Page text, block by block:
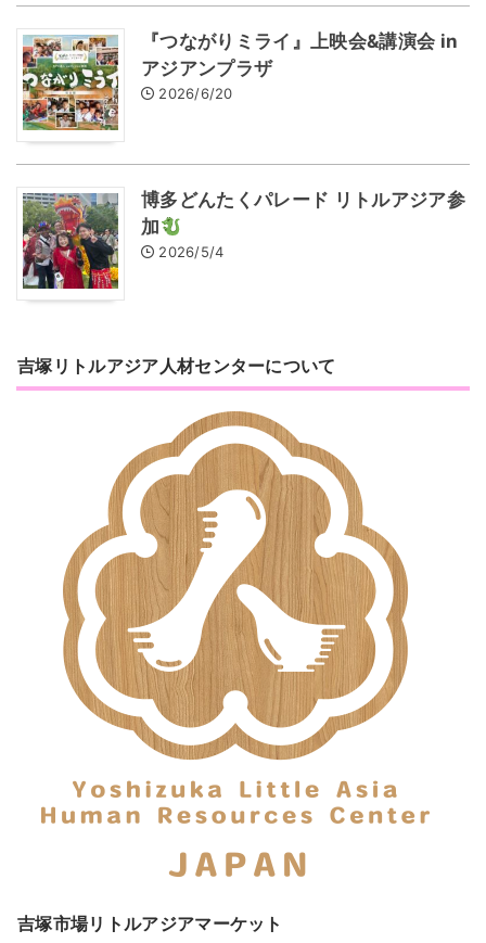
『つながりミライ』上映会&講演会 in
アジアンプラザ
2026/6/20
博多どんたくパレード リトルアジア参
加
2026/5/4
吉塚リトルアジア人材センターについて
吉塚市場リトルアジアマーケット